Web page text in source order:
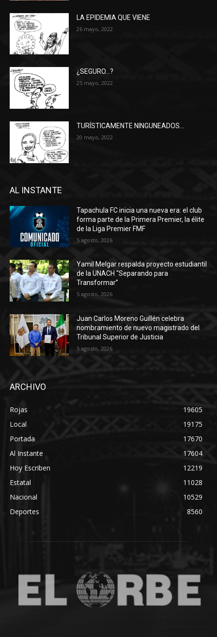
LA EPIDEMIA QUE VIENE
26 mayo, 2022
¿SEGURO…?
25 mayo, 2022
TURÍSTICAMENTE NINGUNEADOS…
20 mayo, 2022
AL INSTANTE
Tapachula FC inicia una nueva era: el club
forma parte de la Primera Premier, la élite
de la Liga Premier FMF
5 agosto, 2026
Yamil Melgar respalda proyecto estudiantil
de la UNACH “Separando para
Transformar”
5 agosto, 2026
Juan Carlos Moreno Guillén celebra
nombramiento de nuevo magistrado del
Tribunal Superior de Justicia
5 agosto, 2026
ARCHIVO
Rojas
19605
Local
19175
Portada
17670
Al Instante
17604
Hoy Escriben
12219
Estatal
11028
Nacional
10529
Deportes
8560